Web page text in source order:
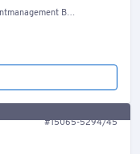
Container, Welt
#15065-5294/45